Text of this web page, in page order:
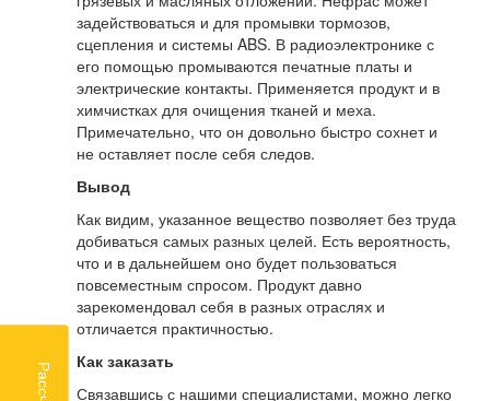
задействоваться и для промывки тормозов,
сцепления и системы ABS. В радиоэлектронике с
его помощью промываются печатные платы и
электрические контакты. Применяется продукт и в
химчистках для очищения тканей и меха.
Примечательно, что он довольно быстро сохнет и
не оставляет после себя следов.
Вывод
Как видим, указанное вещество позволяет без труда
добиваться самых разных целей. Есть вероятность,
что и в дальнейшем оно будет пользоваться
повсеместным спросом. Продукт давно
зарекомендовал себя в разных отраслях и
отличается практичностью.
Как заказать
Связавшись с нашими специалистами, можно легко